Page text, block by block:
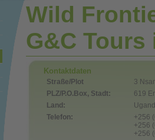
Wild
G&C
Kontaktdaten
Straße/Plot
3
PLZ/P.O.Box, Stadt:
619
Land:
Telefon:
+256
+256
+256